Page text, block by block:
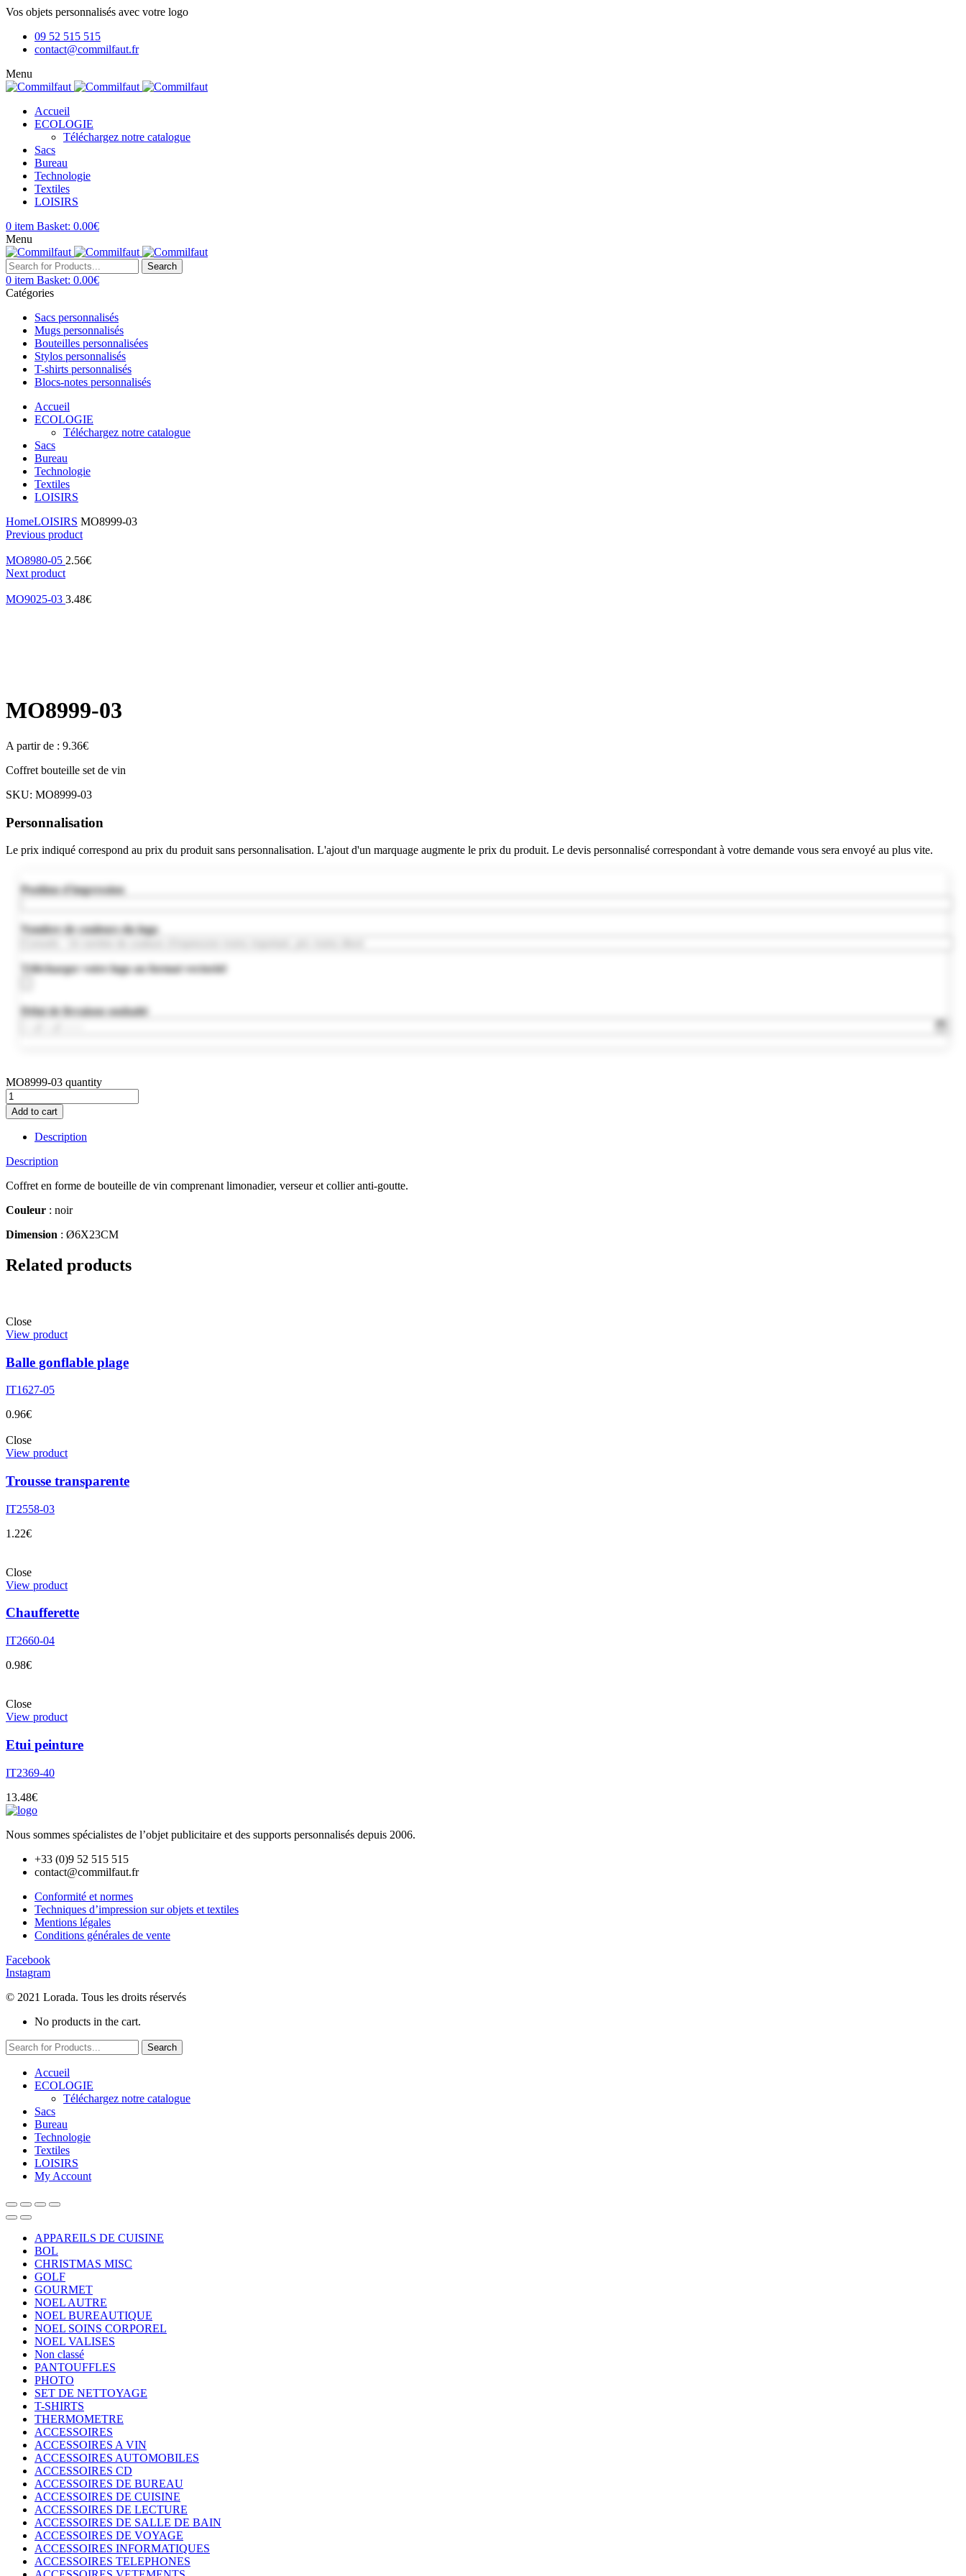
Vos objets personnalisés avec votre logo
09 52 515 515
contact@commilfaut.fr
Menu
Accueil
ECOLOGIE
Téléchargez notre catalogue
Sacs
Bureau
Technologie
Textiles
LOISIRS
0 item Basket: 0.00€
Menu
Search
0 item Basket: 0.00€
Catégories
Sacs personnalisés
Mugs personnalisés
Bouteilles personnalisées
Stylos personnalisés
T-shirts personnalisés
Blocs-notes personnalisés
Accueil
ECOLOGIE
Téléchargez notre catalogue
Sacs
Bureau
Technologie
Textiles
LOISIRS
HomeLOISIRS MO8999-03
Previous product
MO8980-05 2.56€
Next product
MO9025-03 3.48€
MO8999-03
A partir de : 9.36€
Coffret bouteille set de vin
SKU: MO8999-03
Personnalisation
Le prix indiqué correspond au prix du produit sans personnalisation. L'ajout d'un marquage augmente le prix du produit. Le devis personnalisé correspondant à votre demande vous sera envoyé au plus vite.
Position d'impression
Nombre de couleurs du logo
Télécharger votre logo au format vectoriel
Délai de livraison souhaité
MO8999-03 quantity
Add to cart
Description
Description
Coffret en forme de bouteille de vin comprenant limonadier, verseur et collier anti-goutte.
Couleur : noir
Dimension : Ø6X23CM
Related products
Close
View product
Balle gonflable plage
IT1627-05
0.96€
Close
View product
Trousse transparente
IT2558-03
1.22€
Close
View product
Chaufferette
IT2660-04
0.98€
Close
View product
Etui peinture
IT2369-40
13.48€
Nous sommes spécialistes de l’objet publicitaire et des supports personnalisés depuis 2006.
+33 (0)9 52 515 515
contact@commilfaut.fr
Conformité et normes
Techniques d’impression sur objets et textiles
Mentions légales
Conditions générales de vente
Facebook
Instagram
© 2021 Lorada. Tous les droits réservés
No products in the cart.
Search
Accueil
ECOLOGIE
Téléchargez notre catalogue
Sacs
Bureau
Technologie
Textiles
LOISIRS
My Account
APPAREILS DE CUISINE
BOL
CHRISTMAS MISC
GOLF
GOURMET
NOEL AUTRE
NOEL BUREAUTIQUE
NOEL SOINS CORPOREL
NOEL VALISES
Non classé
PANTOUFFLES
PHOTO
SET DE NETTOYAGE
T-SHIRTS
THERMOMETRE
ACCESSOIRES
ACCESSOIRES A VIN
ACCESSOIRES AUTOMOBILES
ACCESSOIRES CD
ACCESSOIRES DE BUREAU
ACCESSOIRES DE CUISINE
ACCESSOIRES DE LECTURE
ACCESSOIRES DE SALLE DE BAIN
ACCESSOIRES DE VOYAGE
ACCESSOIRES INFORMATIQUES
ACCESSOIRES TELEPHONES